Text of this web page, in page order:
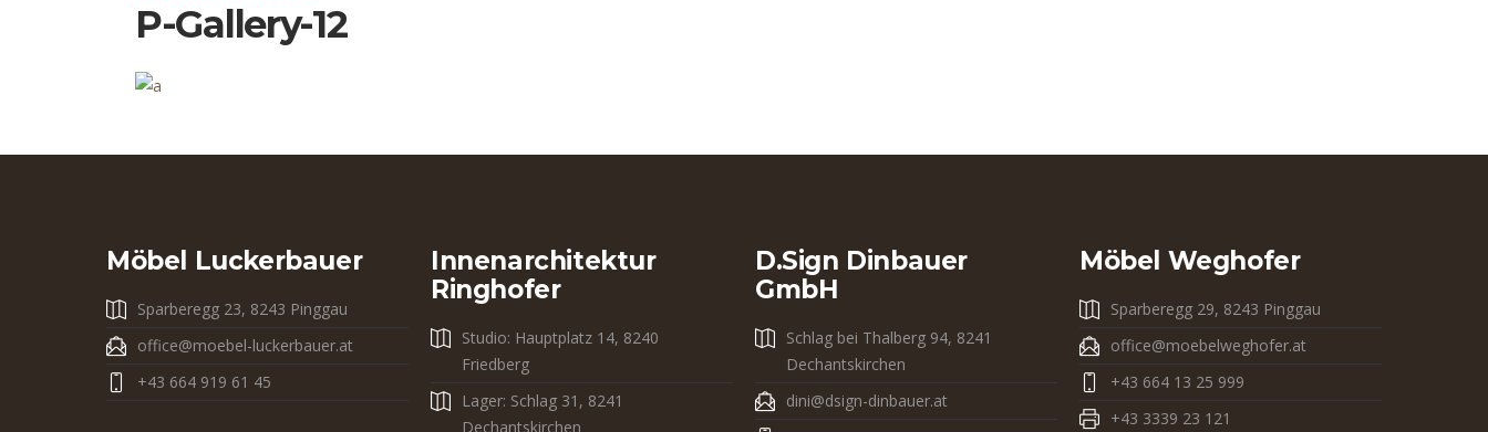
P-Gallery-12
Möbel Luckerbauer
Sparberegg 23, 8243 Pinggau
office@moebel-luckerbauer.at
+43 664 919 61 45
Innenarchitektur
Ringhofer
Studio: Hauptplatz 14, 8240
Friedberg
Lager: Schlag 31, 8241
Dechantskirchen
D.sign Dinbauer
GmbH
Schlag bei Thalberg 94, 8241
Dechantskirchen
dini@dsign-dinbauer.at
Möbel Weghofer
Sparberegg 29, 8243 Pinggau
office@moebelweghofer.at
+43 664 13 25 999
+43 3339 23 121